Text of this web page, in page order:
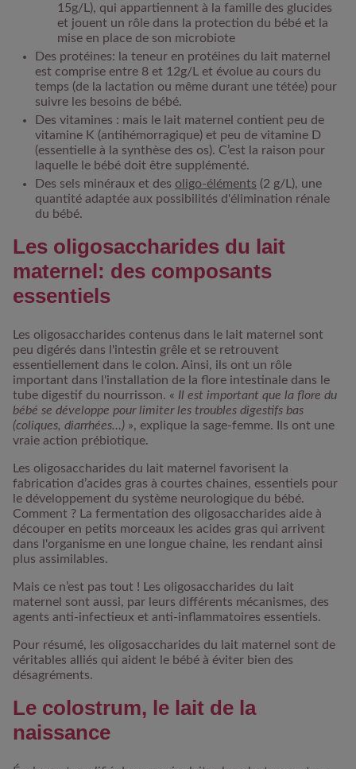
15g/L), qui appartiennent à la famille des glucides
et jouent un rôle dans la protection du bébé et la
mise en place de son microbiote
Des protéines: la teneur en protéines du lait maternel
est comprise entre 8 et 12g/L et évolue au cours du
temps (de la lactation ou même durant une tétée) pour
suivre les besoins de bébé.
Des vitamines : mais le lait maternel contient peu de
vitamine K (antihémorragique) et peu de vitamine D
(essentielle à la synthèse des os). C’est la raison pour
laquelle le bébé doit être supplémenté.
Des sels minéraux et des oligo-éléments (2 g/L), une
quantité adaptée aux possibilités d'élimination rénale
du bébé.
Les oligosaccharides du lait
maternel: des composants
essentiels
Les oligosaccharides contenus dans le lait maternel sont
peu digérés dans l'intestin grêle et se retrouvent
essentiellement dans le colon. Ainsi, ils ont un rôle
important dans l'installation de la flore intestinale dans le
tube digestif du nourrisson. « Il est important que la flore du
bébé se développe pour limiter les troubles digestifs bas
(coliques, diarrhées…) », explique la sage-femme. Ils ont une
vraie action prébiotique.
Les oligosaccharides du lait maternel favorisent la
fabrication d’acides gras à courtes chaines, essentiels pour
le développement du système neurologique du bébé.
Comment ? La fermentation des oligosaccharides aide à
découper en petits morceaux les acides gras qui arrivent
dans l'organisme en une longue chaine, les rendant ainsi
plus assimilables.
Mais ce n’est pas tout ! Les oligosaccharides du lait
maternel sont aussi, par leurs différents mécanismes, des
agents anti-infectieux et anti-inflammatoires essentiels.
Pour résumé, les oligosaccharides du lait maternel sont de
véritables alliés qui aident le bébé à éviter bien des
désagréments.
Le colostrum, le lait de la
naissance